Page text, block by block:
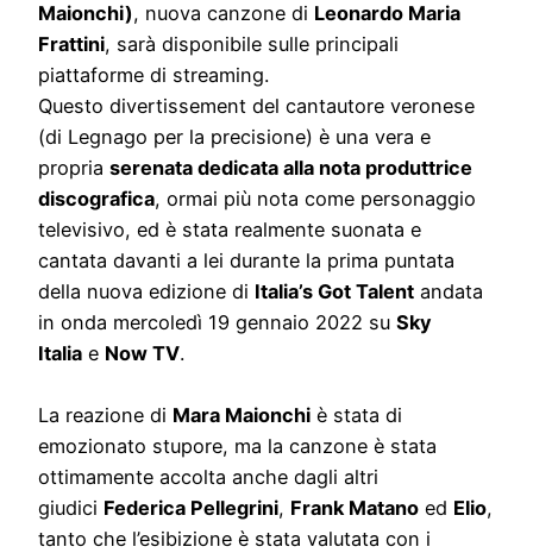
Maionchi), nuova canzone di Leonardo Maria
Frattini, sarà disponibile sulle principali
piattaforme di streaming.
Questo divertissement del cantautore veronese
(di Legnago per la precisione) è una vera e
propria serenata dedicata alla nota produttrice
discografica, ormai più nota come personaggio
televisivo, ed è stata realmente suonata e
cantata davanti a lei durante la prima puntata
della nuova edizione di Italia’s Got Talent andata
in onda mercoledì 19 gennaio 2022 su Sky
Italia e Now TV.
La reazione di Mara Maionchi è stata di
emozionato stupore, ma la canzone è stata
ottimamente accolta anche dagli altri
giudici Federica Pellegrini, Frank Matano ed Elio,
tanto che l’esibizione è stata valutata con i